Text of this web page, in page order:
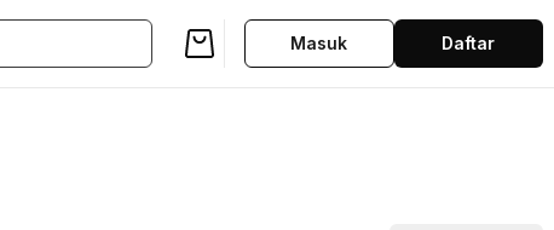
Masuk Daftar